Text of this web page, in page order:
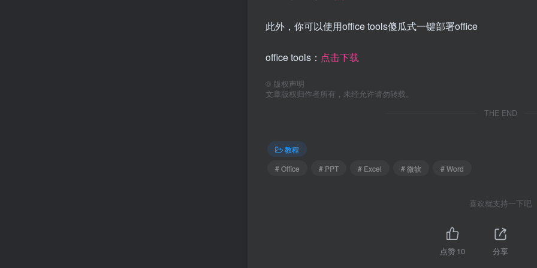
此外，你可以使用office tools傻瓜式一键部署office
office tools： 点击下载
© 版权声明
文章版权归作者所有，未经允许请勿转载。
THE END
教程
# Office
# PPT # Excel # 微软 # Word
喜欢就支持一下吧
点赞10 分享